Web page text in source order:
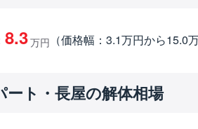
8.3万円 （価格幅：3.1万円から15.0万
ート・長屋の解体相場